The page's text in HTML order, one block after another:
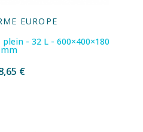
EUROPE
- 32 L - 600×400×180
mm
€